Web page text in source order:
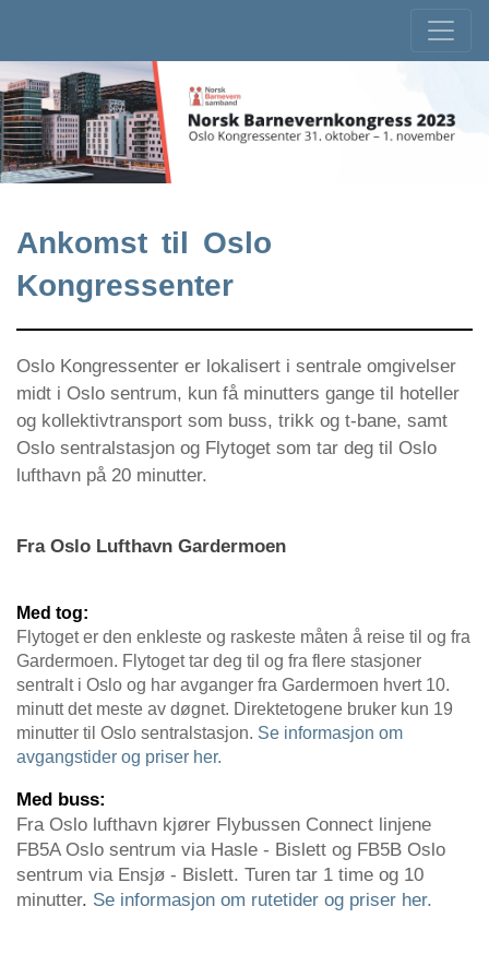
Ankomst til Oslo
Kongressenter
Oslo Kongressenter er lokalisert i sentrale omgivelser
midt i Oslo sentrum, kun få minutters gange til hoteller
og kollektivtransport som buss, trikk og t-bane, samt
Oslo sentralstasjon og Flytoget som tar deg til Oslo
lufthavn på 20 minutter.
Fra Oslo Lufthavn Gardermoen
Med tog:
Flytoget er den enkleste og raskeste måten å reise til og fra
Gardermoen. Flytoget tar deg til og fra flere stasjoner
sentralt i Oslo og har avganger fra Gardermoen hvert 10.
minutt det meste av døgnet. Direktetogene bruker kun 19
minutter til Oslo sentralstasjon. Se informasjon om
avgangstider og priser her.
Med buss:
Fra Oslo lufthavn kjører Flybussen Connect linjene
FB5A Oslo sentrum via Hasle - Bislett og FB5B Oslo
sentrum via Ensjø - Bislett. Turen tar 1 time og 10
minutter. Se informasjon om rutetider og priser her.